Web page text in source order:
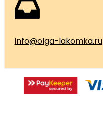
info@olga-lakomka.ru